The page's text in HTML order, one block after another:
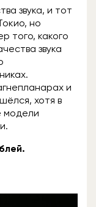
звука, и тот
но
того, какого
звука
и
хотя в
модели